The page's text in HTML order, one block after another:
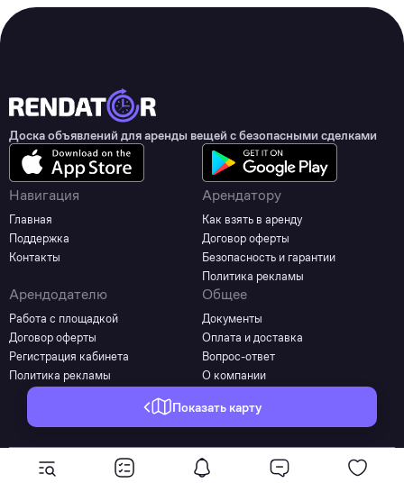
Показать карту
Доска объявлений для аренды вещей с безопасными сделками
Навигация
Главная
Поддержка
Контакты
Арендатору
Как взять в аренду
Договор оферты
Безопасность и гарантии
Политика рекламы
Арендодателю
Работа с площадкой
Договор оферты
Регистрация кабинета
Политика рекламы
Общее
Документы
Оплата и доставка
Вопрос-ответ
О компании